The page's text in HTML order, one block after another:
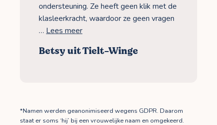
ondersteuning. Ze heeft geen klik met de
klasleerkracht, waardoor ze geen vragen
… Lees meer
Betsy uit Tielt-Winge
*Namen werden geanonimiseerd wegens GDPR. Daarom
staat er soms ‘hij’ bij een vrouwelijke naam en omgekeerd.